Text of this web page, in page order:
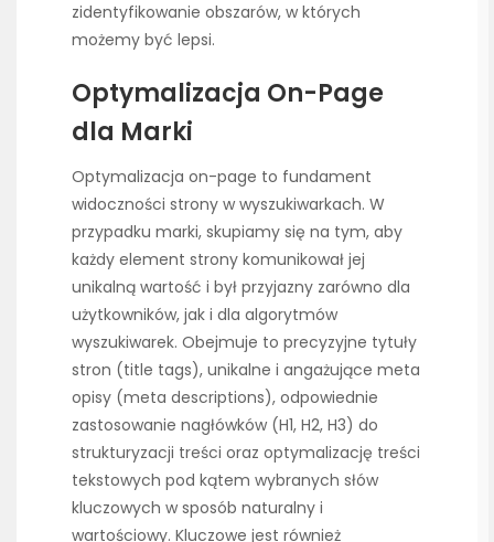
zidentyfikowanie obszarów, w których
możemy być lepsi.
Optymalizacja On-Page
dla Marki
Optymalizacja on-page to fundament
widoczności strony w wyszukiwarkach. W
przypadku marki, skupiamy się na tym, aby
każdy element strony komunikował jej
unikalną wartość i był przyjazny zarówno dla
użytkowników, jak i dla algorytmów
wyszukiwarek. Obejmuje to precyzyjne tytuły
stron (title tags), unikalne i angażujące meta
opisy (meta descriptions), odpowiednie
zastosowanie nagłówków (H1, H2, H3) do
strukturyzacji treści oraz optymalizację treści
tekstowych pod kątem wybranych słów
kluczowych w sposób naturalny i
wartościowy. Kluczowe jest również